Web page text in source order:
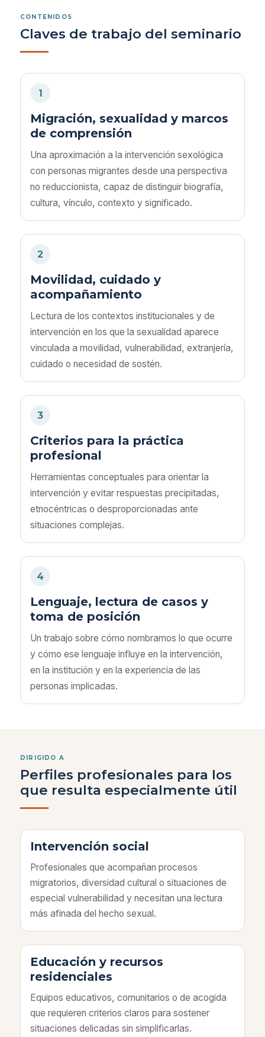
CONTENIDOS
Claves de trabajo del seminario
1
Migración, sexualidad y marcos
de comprensión
Una aproximación a la intervención sexológica
con personas migrantes desde una perspectiva
no reduccionista, capaz de distinguir biografía,
cultura, vínculo, contexto y significado.
2
Movilidad, cuidado y
acompañamiento
Lectura de los contextos institucionales y de
intervención en los que la sexualidad aparece
vinculada a movilidad, vulnerabilidad, extranjería,
cuidado o necesidad de sostén.
3
Criterios para la práctica
profesional
Herramientas conceptuales para orientar la
intervención y evitar respuestas precipitadas,
etnocéntricas o desproporcionadas ante
situaciones complejas.
4
Lenguaje, lectura de casos y
toma de posición
Un trabajo sobre cómo nombramos lo que ocurre
y cómo ese lenguaje influye en la intervención,
en la institución y en la experiencia de las
personas implicadas.
DIRIGIDO A
Perfiles profesionales para los
que resulta especialmente útil
Intervención social
Profesionales que acompañan procesos
migratorios, diversidad cultural o situaciones de
especial vulnerabilidad y necesitan una lectura
más afinada del hecho sexual.
Educación y recursos
residenciales
Equipos educativos, comunitarios o de acogida
que requieren criterios claros para sostener
situaciones delicadas sin simplificarlas.